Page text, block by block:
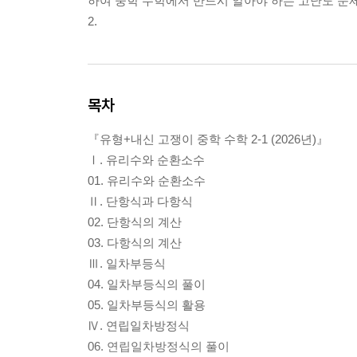
2.
목차
『유형+내신 고쟁이 중학 수학 2-1 (2026년)』
Ⅰ. 유리수와 순환소수
01. 유리수와 순환소수
Ⅱ. 단항식과 다항식
02. 단항식의 계산
03. 다항식의 계산
Ⅲ. 일차부등식
04. 일차부등식의 풀이
05. 일차부등식의 활용
Ⅳ. 연립일차방정식
06. 연립일차방정식의 풀이